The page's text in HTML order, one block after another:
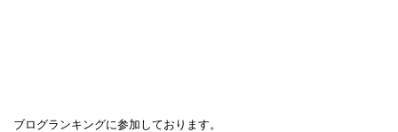
ブログランキングに参加しております。